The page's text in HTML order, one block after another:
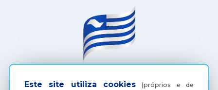
Este site utiliza cookies (próprios e de
(18) 3607-6500